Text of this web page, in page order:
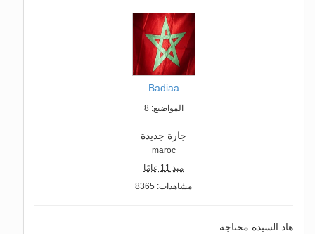
Badiaa
المواضيع: 8
جارة جديدة
maroc
منذ 11 عامًا
مشاهدات: 8365
هاد السيدة محتاجة